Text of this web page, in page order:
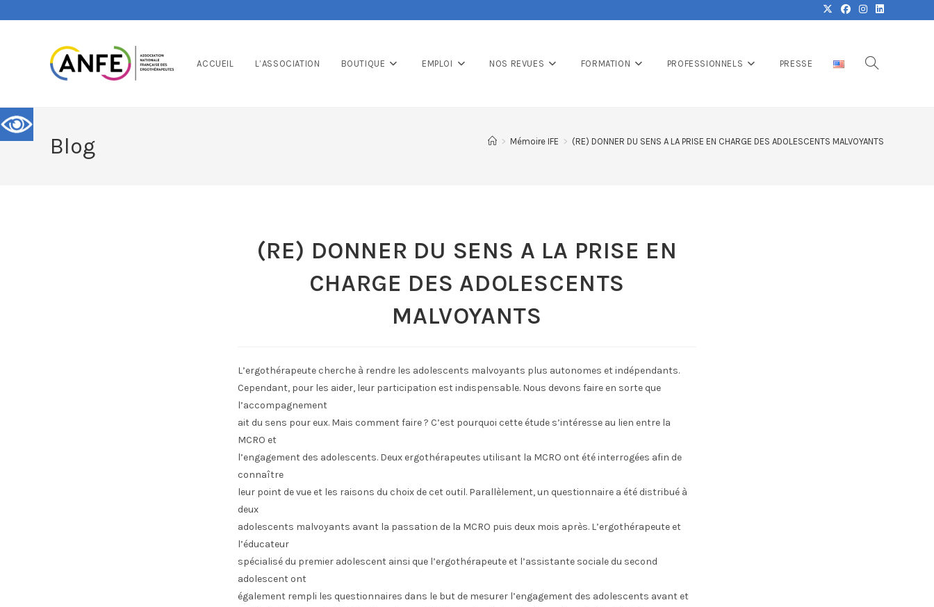
ACCUEIL L’ASSOCIATION BOUTIQUE EMPLOI NOS REVUES FORMATION PROFESSIONNELS PRESSE
Blog > Mémoire IFE > (RE) DONNER DU SENS A LA PRISE EN CHARGE DES ADOLESCENTS MALVOYANTS
(RE) DONNER DU SENS A LA PRISE EN
CHARGE DES ADOLESCENTS
MALVOYANTS
L’ergothérapeute cherche à rendre les adolescents malvoyants plus autonomes et indépendants.
Cependant, pour les aider, leur participation est indispensable. Nous devons faire en sorte que
l’accompagnement
ait du sens pour eux. Mais comment faire ? C’est pourquoi cette étude s’intéresse au lien entre la
MCRO et
l’engagement des adolescents. Deux ergothérapeutes utilisant la MCRO ont été interrogées afin de
connaître
leur point de vue et les raisons du choix de cet outil. Parallèlement, un questionnaire a été distribué à
deux
adolescents malvoyants avant la passation de la MCRO puis deux mois après. L’ergothérapeute et
l’éducateur
spécialisé du premier adolescent ainsi que l’ergothérapeute et l’assistante sociale du second
adolescent ont
également rempli les questionnaires dans le but de mesurer l’engagement des adolescents avant et